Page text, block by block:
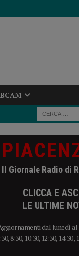
Il Giornale Radio di
CLICCA E
LE ULTIME
dal lunedì al
8:30, 10:30, 12:30, 14:30,